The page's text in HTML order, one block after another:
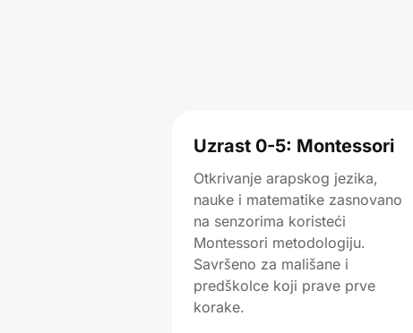
Uzrast 0-5: Montessori
Otkrivanje arapskog jezika,
nauke i matematike zasnovano
na senzorima koristeći
Montessori metodologiju.
Savršeno za mališane i
predškolce koji prave prve
korake.